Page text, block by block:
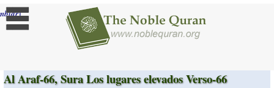
]
Al Araf-66, Sura Los lugares elevados Verso-66